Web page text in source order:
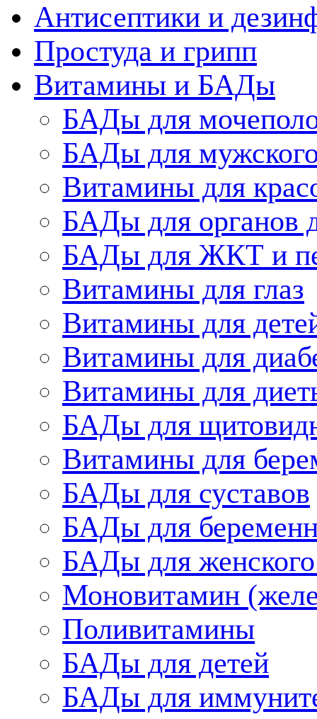
Антисептики и
Простуда и грипп
Витамины и БАДы
БАДы для
БАДы для
Витамины для
БАДы для органов
БАДы для ЖКТ и
Витамины для глаз
Витамины для
Витамины для
Витамины для
БАДы для
Витамины для
БАДы для суставов
БАДы для
БАДы для женского
Моновитамин
Поливитамины
БАДы для детей
БАДы для